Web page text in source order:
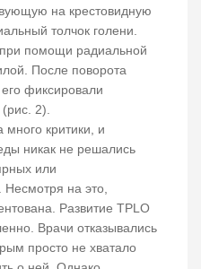
на крестовидную
толчок голени.
помощи радиальной
После поворота
фиксировали
2).
критики, и
никак не решались
или
Несмотря на это,
Развитие TPLO
Врачи отказывались
просто не хватало